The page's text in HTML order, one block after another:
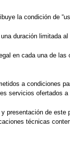
la condición de
duración limitada
en cada una de
a condiciones
servicios ofertados a
presentación de
técnicas